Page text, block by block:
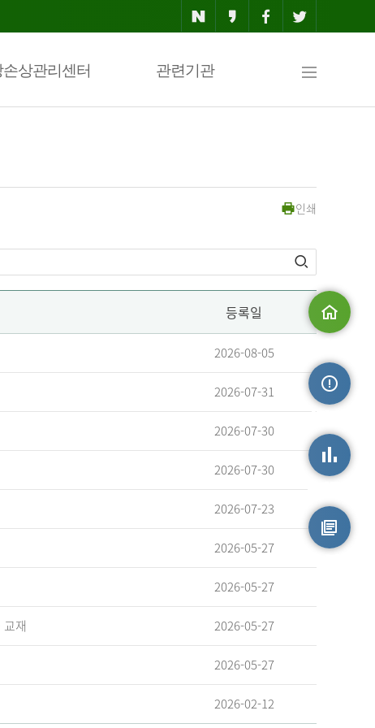
상관리센터 관련기관
맵
인쇄
등록일
2026-08-05
2026-07-31
2026-07-30
2026-07-30
2026-07-23
2026-05-27
2026-05-27
재 2026-05-27
2026-05-27
2026-02-12
손상정보